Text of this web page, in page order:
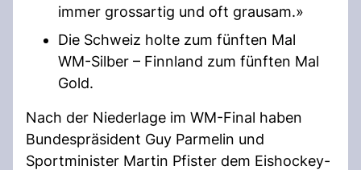
immer grossartig und oft grausam.»
Die Schweiz holte zum fünften Mal
WM-Silber – Finnland zum fünften Mal
Gold.
Nach der Niederlage im WM-Final haben
Bundespräsident Guy Parmelin und
Sportminister Martin Pfister dem Eishockey-